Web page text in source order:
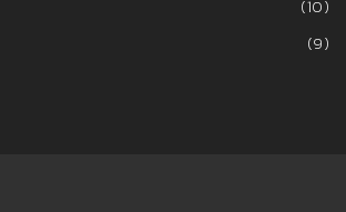
(10)
(9)